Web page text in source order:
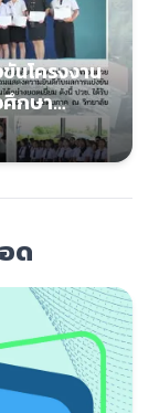
นโครงงาน
ศึกษา
ด